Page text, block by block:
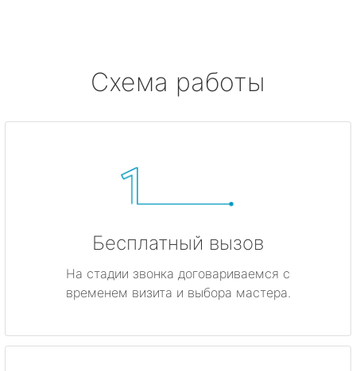
Схема работы
Бесплатный вызов
На стадии звонка договариваемся с
временем визита и выбора мастера.